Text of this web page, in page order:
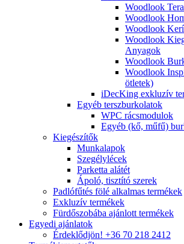
Woodlook
Woodlook
Woodlook
Woodlook
Anyagok
Woodlook
Woodlook
ötletek)
iDecKing exkluzív
Egyéb terszburkolatok
WPC rácsmodulok
Egyéb (kő, műfű)
Kiegészítők
Munkalapok
Szegélylécek
Parketta alátét
Ápoló, tisztító szerek
Padlófűtés fölé alkalmas termékek
Exkluzív termékek
Fürdőszobába ajánlott termékek
Egyedi ajánlatok
Érdeklődjön! +36 70 218 2412